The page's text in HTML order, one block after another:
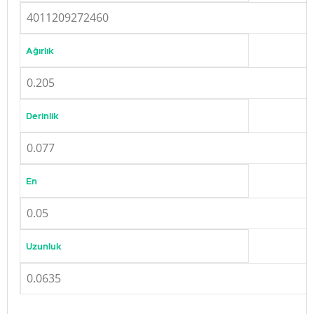
4011209272460
Ağırlık
0.205
Derinlik
0.077
En
0.05
Uzunluk
0.0635